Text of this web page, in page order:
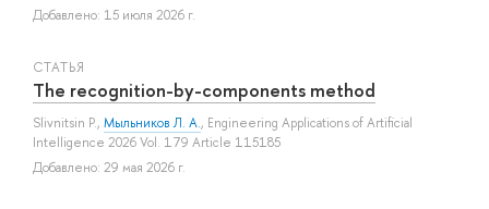
Добавлено: 15 июля 2026 г.
СТАТЬЯ
The recognition-by-components method
Slivnitsin P., Мыльников Л. А., Engineering Applications of Artificial
Intelligence 2026 Vol. 179 Article 115185
Добавлено: 29 мая 2026 г.